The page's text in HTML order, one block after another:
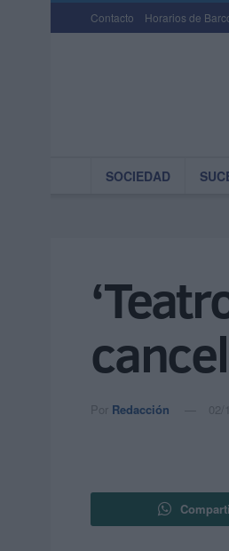
Contacto Horarios de
SOCIEDAD
Por Redacción